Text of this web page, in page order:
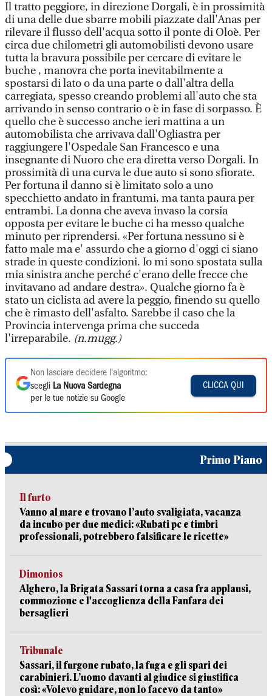
Il tratto peggiore, in direzione Dorgali, è in prossimità
di una delle due sbarre mobili piazzate dall'Anas per
rilevare il flusso dell'acqua sotto il ponte di Oloè. Per
circa due chilometri gli automobilisti devono usare
tutta la bravura possibile per cercare di evitare le
buche , manovra che porta inevitabilmente a
spostarsi di lato o da una parte o dall'altra della
carregiata, spesso creando problemi all'auto che sta
arrivando in senso contrario o è in fase di sorpasso. È
quello che è successo anche ieri mattina a un
automobilista che arrivava dall'Ogliastra per
raggiungere l'Ospedale San Francesco e una
insegnante di Nuoro che era diretta verso Dorgali. In
prossimità di una curva le due auto si sono sfiorate.
Per fortuna il danno si è limitato solo a uno
specchietto andato in frantumi, ma tanta paura per
entrambi. La donna che aveva invaso la corsia
opposta per evitare le buche ci ha messo qualche
minuto per riprendersi. «Per fortuna nessuno si è
fatto male ma e' assurdo che a giorno d'oggi ci siano
strade in queste condizioni. Io mi sono spostata sulla
mia sinistra anche perché c'erano delle frecce che
invitavano ad andare destra». Qualche giorno fa è
stato un ciclista ad avere la peggio, finendo su quello
che è rimasto dell'asfalto. Sarebbe il caso che la
Provincia intervenga prima che succeda
l'irreparabile. (n.mugg.)
Non lasciare decidere l'algoritmo:
scegli La Nuova Sardegna
per le tue notizie su Google
CLICCA QUI
Primo Piano
Il furto
Vanno al mare e trovano l’auto svaligiata, vacanza
da incubo per due medici: «Rubati pc e timbri
professionali, potrebbero falsificare le ricette»
Dimonios
Alghero, la Brigata Sassari torna a casa fra applausi,
commozione e l'accoglienza della Fanfara dei
bersaglieri
Tribunale
Sassari, il furgone rubato, la fuga e gli spari dei
carabinieri. L’uomo davanti al giudice si giustifica
così: «Volevo guidare, non lo facevo da tanto»